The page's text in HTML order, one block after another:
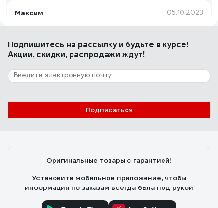
Максим 05.10.2023
Отличный термостат. Купил для газового котла baxi
зависит от температуры воздуха в помещении, а не
от теплоносителя. Следовательно включается реже.
16 отзывов
220/3A
Подпишитесь на рассылкуи будьте в курсе!
Акции, скидки, распродажи ждут!
Подписаться
Оригинальные товары с гарантией!
Установите мобильное приложение, чтобы
информация по заказам всегда была под рукой